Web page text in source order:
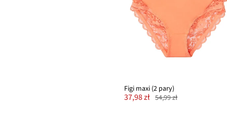
Figi maxi (2 pary)
37,98 zł 54,99 zł